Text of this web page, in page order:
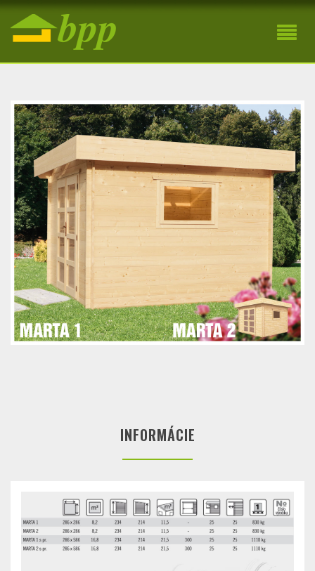
Záhradná drevená chatka Marta
INFORMÁCIE